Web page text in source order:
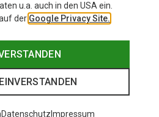
u.a. auch in den USA ein.
der Google Privacy Site.
Datenschutz Impressum